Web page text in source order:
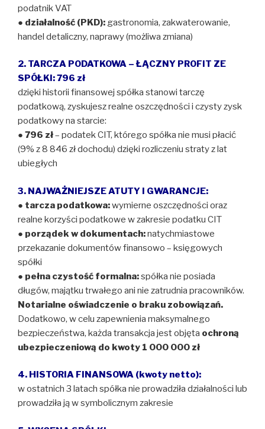
podatnik VAT
● działalność (PKD): gastronomia, zakwaterowanie,
handel detaliczny, naprawy (możliwa zmiana)
2. TARCZA PODATKOWA – ŁĄCZNY PROFIT ZE
SPÓŁKI: 796 zł
dzięki historii finansowej spółka stanowi tarczę
podatkową, zyskujesz realne oszczędności i czysty zysk
podatkowy na starcie:
● 796 zł– podatek CIT, którego spółka nie musi płacić
(9% z 8 846 zł dochodu) dzięki rozliczeniu straty z lat
ubiegłych
3. NAJWAŻNIEJSZE ATUTY I GWARANCJE:
● tarcza podatkowa:wymierne oszczędności oraz
realne korzyści podatkowe w zakresie podatku CIT
● porządek w dokumentach:natychmiastowe
przekazanie dokumentów finansowo – księgowych
spółki
● pełna czystość formalna:spółka nie posiada
długów, majątku trwałego ani nie zatrudnia pracowników.
Notarialne oświadczenie o braku zobowiązań.
Dodatkowo, w celu zapewnienia maksymalnego
bezpieczeństwa, każda transakcja jest objęta ochroną
ubezpieczeniową do kwoty 1 000 000 zł
4. HISTORIA FINANSOWA (kwoty netto):
w ostatnich 3 latach spółka nie prowadziła działalności lub
prowadziła ją w symbolicznym zakresie